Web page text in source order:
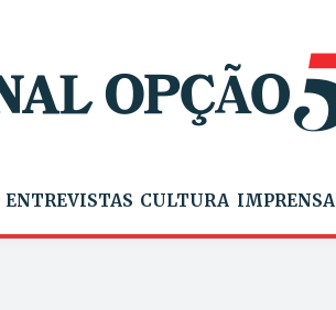
ENTREVISTAS CULTURA IMPRENSA